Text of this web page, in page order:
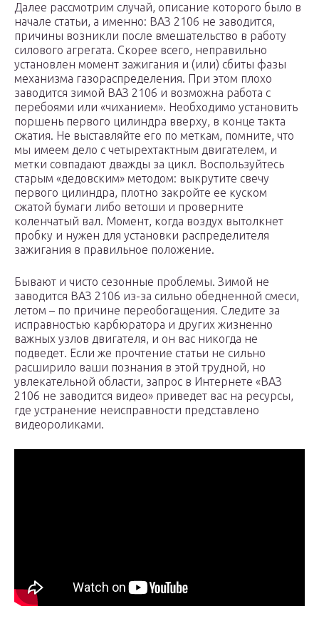
Далее рассмотрим случай, описание которого было в
начале статьи, а именно: ВАЗ 2106 не заводится,
причины возникли после вмешательство в работу
силового агрегата. Скорее всего, неправильно
установлен момент зажигания и (или) сбиты фазы
механизма газораспределения. При этом плохо
заводится зимой ВАЗ 2106 и возможна работа с
перебоями или «чиханием». Необходимо установить
поршень первого цилиндра вверху, в конце такта
сжатия. Не выставляйте его по меткам, помните, что
мы имеем дело с четырехтактным двигателем, и
метки совпадают дважды за цикл. Воспользуйтесь
старым «дедовским» методом: выкрутите свечу
первого цилиндра, плотно закройте ее куском
сжатой бумаги либо ветоши и проверните
коленчатый вал. Момент, когда воздух вытолкнет
пробку и нужен для установки распределителя
зажигания в правильное положение.
Бывают и чисто сезонные проблемы. Зимой не
заводится ВАЗ 2106 из-за сильно обедненной смеси,
летом – по причине переобогащения. Следите за
исправностью карбюратора и других жизненно
важных узлов двигателя, и он вас никогда не
подведет. Если же прочтение статьи не сильно
расширило ваши познания в этой трудной, но
увлекательной области, запрос в Интернете «ВАЗ
2106 не заводится видео» приведет вас на ресурсы,
где устранение неисправности представлено
видеороликами.